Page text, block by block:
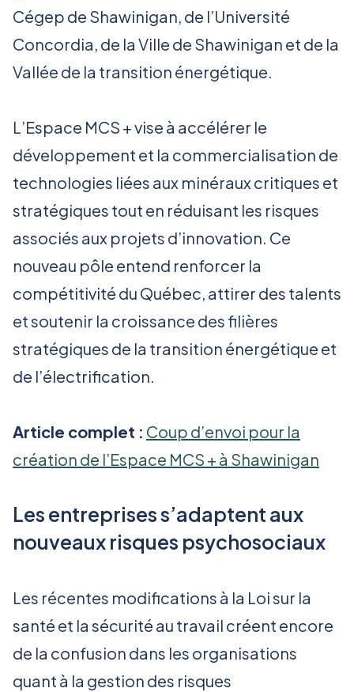
Cégep de Shawinigan, de l’Université
Concordia, de la Ville de Shawinigan et de la
Vallée de la transition énergétique.
L’Espace MCS + vise à accélérer le
développement et la commercialisation de
technologies liées aux minéraux critiques et
stratégiques tout en réduisant les risques
associés aux projets d’innovation. Ce
nouveau pôle entend renforcer la
compétitivité du Québec, attirer des talents
et soutenir la croissance des filières
stratégiques de la transition énergétique et
de l’électrification.
Article complet : Coup d’envoi pour la
création de l’Espace MCS + à Shawinigan
Les entreprises s’adaptent aux
nouveaux risques psychosociaux
Les récentes modifications à la Loi sur la
santé et la sécurité au travail créent encore
de la confusion dans les organisations
quant à la gestion des risques